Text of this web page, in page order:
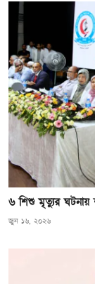
৬ শিশু মৃত্যুর ঘটনায়
জুন ১৬, ২০২৬